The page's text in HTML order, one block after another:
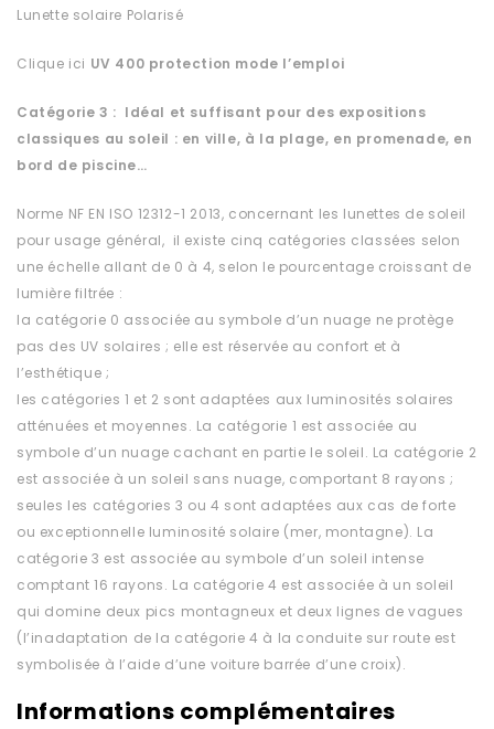
Lunette solaire Polarisé
Clique ici UV 400 protection mode l’emploi
Catégorie 3 : Idéal et suffisant pour des expositions
classiques au soleil : en ville, à la plage, en promenade, en
bord de piscine…
Norme NF EN ISO 12312-1 2013, concernant les lunettes de soleil
pour usage général, il existe cinq catégories classées selon
une échelle allant de 0 à 4, selon le pourcentage croissant de
lumière filtrée :
la catégorie 0 associée au symbole d’un nuage ne protège
pas des UV solaires ; elle est réservée au confort et à
l’esthétique ;
les catégories 1 et 2 sont adaptées aux luminosités solaires
atténuées et moyennes. La catégorie 1 est associée au
symbole d’un nuage cachant en partie le soleil. La catégorie 2
est associée à un soleil sans nuage, comportant 8 rayons ;
seules les catégories 3 ou 4 sont adaptées aux cas de forte
ou exceptionnelle luminosité solaire (mer, montagne). La
catégorie 3 est associée au symbole d’un soleil intense
comptant 16 rayons. La catégorie 4 est associée à un soleil
qui domine deux pics montagneux et deux lignes de vagues
(l’inadaptation de la catégorie 4 à la conduite sur route est
symbolisée à l’aide d’une voiture barrée d’une croix).
Informations complémentaires